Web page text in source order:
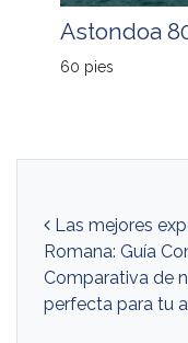
Astondoa
60 pies
Las mejores
Romana: Guía
Comparativa de
perfecta para tu